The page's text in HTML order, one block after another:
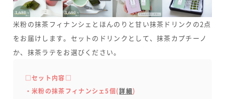
米粉の抹茶フィナンシェとほんのりと甘い抹茶ドリンクの2点
をお届けします。セットのドリンクとして、抹茶カプチーノ
か、抹茶ラテをお選びください。
□セット内容□
・米粉の抹茶フィナンシェ5個(詳細)